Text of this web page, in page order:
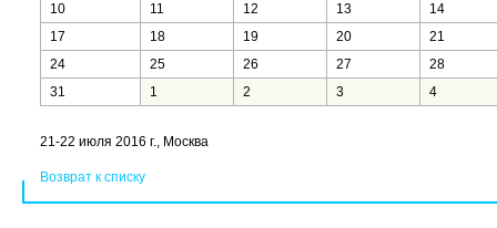
10
11 12 13
14
17
18 19 20
21
24
25 26 27
28
31
1 2 3 4
21-22 июля 2016 г., Москва
Возврат к списку